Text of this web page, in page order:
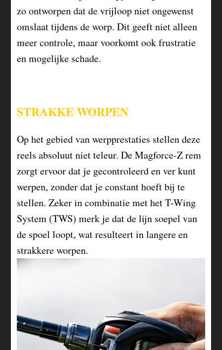
zo ontworpen dat de vrijloop niet ongewenst
omslaat tijdens de worp. Dit geeft niet alleen
meer controle, maar voorkomt ook frustratie
en mogelijke schade.
STRAKKE WORPEN
Op het gebied van werpprestaties stellen deze
reels absoluut niet teleur. De Magforce-Z rem
zorgt ervoor dat je gecontroleerd en ver kunt
werpen, zonder dat je constant hoeft bij te
stellen. Zeker in combinatie met het T-Wing
System (TWS) merk je dat de lijn soepel van
de spoel loopt, wat resulteert in langere en
strakkere worpen.